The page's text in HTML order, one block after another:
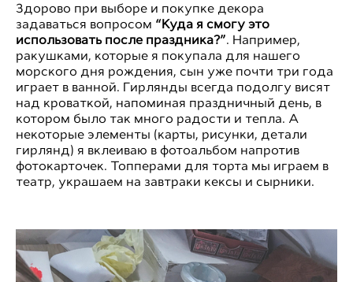
Здорово при выборе и покупке декора
задаваться вопросом “Куда я смогу это
использовать после праздника?”. Например,
ракушками, которые я покупала для нашего
морского дня рождения, сын уже почти три года
играет в ванной. Гирлянды всегда подолгу висят
над кроваткой, напоминая праздничный день, в
котором было так много радости и тепла. А
некоторые элементы (карты, рисунки, детали
гирлянд) я вклеиваю в фотоальбом напротив
фотокарточек. Топперами для торта мы играем в
театр, украшаем на завтраки кексы и сырники.